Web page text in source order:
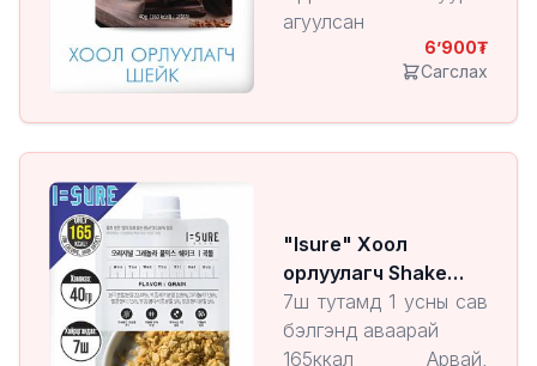
агуулсан
11% Сингапурын
нунтаг какао агуулсан
6’900
Сагслах
"Isure" Хоол
орлуулагч Shake
Grain
7ш тутамд 1 усны сав
бэлгэнд аваарай
165ккал Арвай,